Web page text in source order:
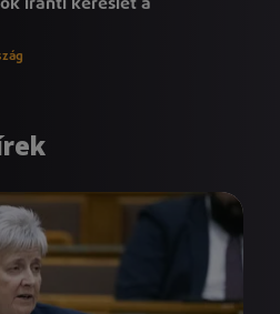
iránti kereslet a